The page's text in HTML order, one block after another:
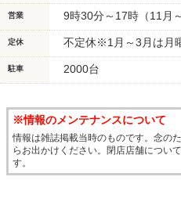
営業 9時30分～17時（11月
定休 不定休※1月～3月は月
駐車 2000台
※情報のメンテナンスについて
情報は雑誌掲載当時のものです。念の
らお出かけください。閉店店舗につい
す。